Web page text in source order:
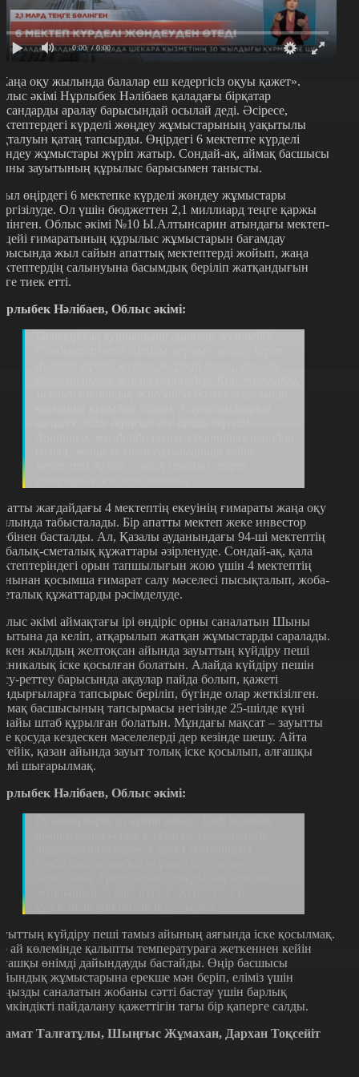
0:00 / 0:00
оқу жылында балалар еш кедергісіз оқуы қажет».
әкімі Нұрлыбек Нәлібаев қаладағы бірқатар
аралау барысындай осылай деді. Әсіресе,
күрделі жөңдеу жұмыстарының уақытылы
қатаң тапсырды. Өңірдегі 6 мектепте күрделі
жұмыстары жүріп жатыр. Сондай-ақ, аймақ басшысы
зауытының құрылыс барысымен танысты.
өңірдегі 6 мектепке күрделі жөндеу жұмыстары
Ол үшін бюджеттен 2,1 миллиард теңге қаржы
Облыс әкімі №10 Ы.Алтынсарин атындағы мектеп-
ғимаратының құрылыс жұмыстарын бағамдау
жыл сайын апаттық мектептерді жойып, жаңа
салынуына басымдық беріліп жатқандығын
тиек етті.
Нәлібаев, Облыс әкімі:
жағдайдағы 4 мектептің екеуінің ғимараты жаңа оқу
табысталады. Бір апатты мектеп жеке инвестор
басталды. Ал, Қазалы ауданындағы 94-ші мектептің
сметалық құжаттары әзірленуде. Сондай-ақ, қала
орын тапшылығын жою үшін 4 мектептің
қосымша ғимарат салу мәселесі пысықталып, жоба-
құжаттарды рәсімделуде.
әкімі аймақтағы ірі өндіріс орны саналатын Шыны
да келіп, атқарылып жатқан жұмыстарды саралады.
жылдың желтоқсан айында зауыттың күйдіру пеші
іске қосылған болатын. Алайда күйдіру пешін
реттеу барысында ақаулар пайда болып, қажеті
тапсырыс беріліп, бүгінде олар жеткізілген.
басшысының тапсырмасы негізінде 25-шілде күні
штаб құрылған болатын. Мұндағы мақсат – зауытты
қосуда кездескен мәселелерді дер кезінде шешу. Айта
қазан айында зауыт толық іске қосылып, алғашқы
шығарылмақ.
Нәлібаев, Облыс әкімі:
күйдіру пеші тамыз айының аяғында іске қосылмақ.
ай көлемінде қалыпты температураға жеткеннен кейін
өнімді дайындауды бастайды. Өңір басшысы
жұмыстарына ерекше мән беріп, еліміз үшін
саналатын жобаны сәтті бастау үшін барлық
пайдалану қажеттігін тағы бір қаперге салды.
Талғатұлы, Шыңғыс Жұмахан, Дархан Тоқсейіт